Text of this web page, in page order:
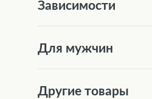
Зависимости
Для мужчин
Другие товары